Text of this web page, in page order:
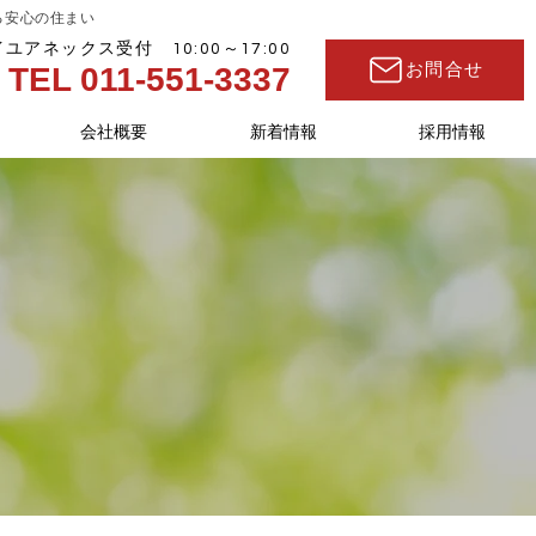
心の住まい
ユアネックス受付 10:00～17:00
TEL 011-551-3337 お問合せ
会社概要 新着情報 採用情報